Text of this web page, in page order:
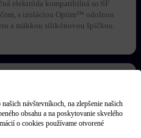
elektróda kompatibilná so 6F
s izoláciou Optim™ odolnou
a mäkkou silikónovou špičkou.
a aktívnou fixačnou špirálou, určená
oblasti ľavého Tawarovho
(LBBAP) ako alternatívu k tradičnej
návštevníkoch, na zlepšenie našich
obsahu a na poskytovanie skvelého
o cookies používame otvorené